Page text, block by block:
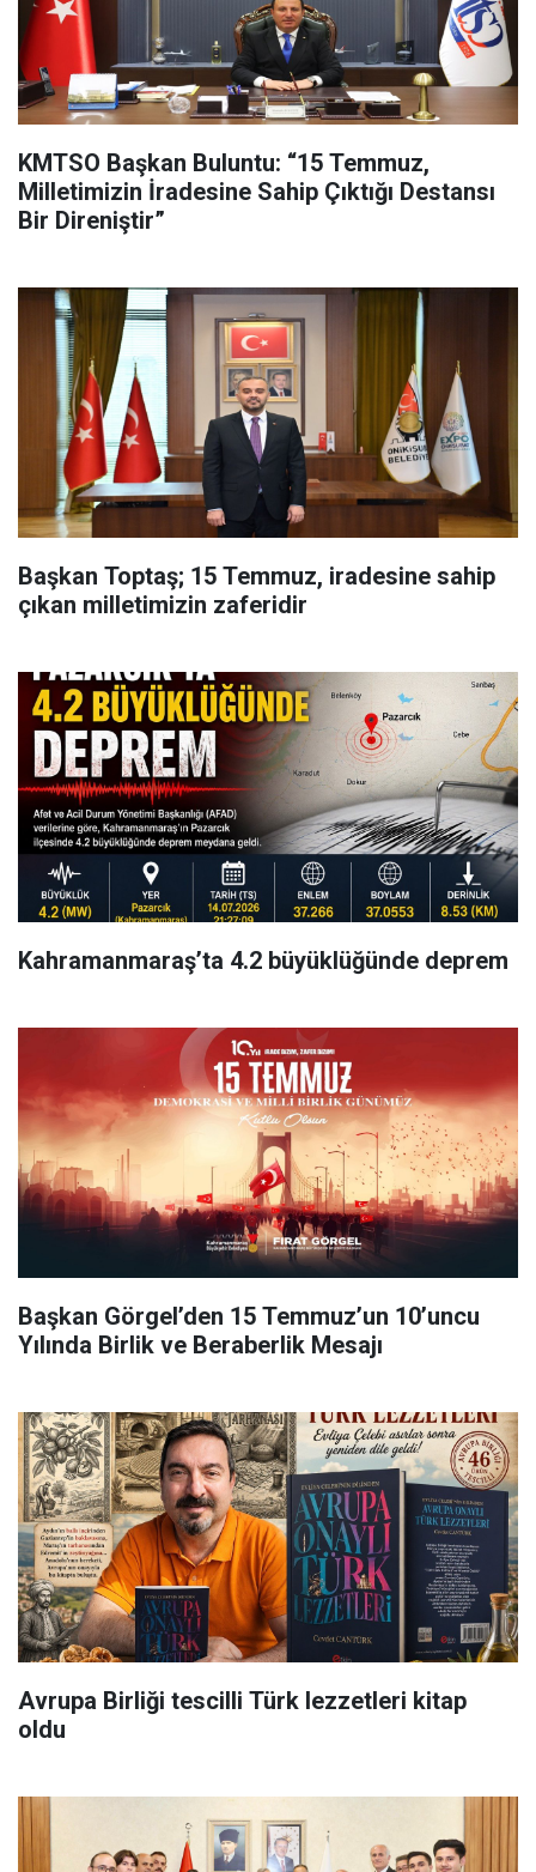
KMTSO Başkan Buluntu: “15 Temmuz,
Milletimizin İradesine Sahip Çıktığı Destansı
Bir Direniştir”
Başkan Toptaş; 15 Temmuz, iradesine sahip
çıkan milletimizin zaferidir
Kahramanmaraş’ta 4.2 büyüklüğünde deprem
Başkan Görgel’den 15 Temmuz’un 10’uncu
Yılında Birlik ve Beraberlik Mesajı
Avrupa Birliği tescilli Türk lezzetleri kitap
oldu